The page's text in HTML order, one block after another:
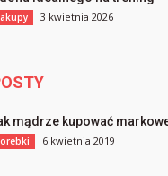
3 kwietnia 2026
mądrze kupować
6 kwietnia 2019